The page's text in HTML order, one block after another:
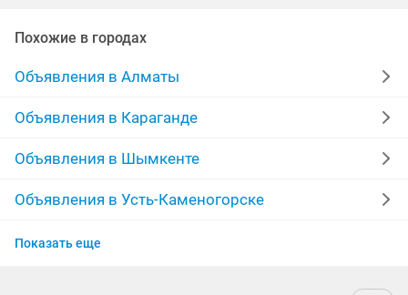
Похожие в городах
Объявления в Алматы
Объявления в Караганде
Объявления в Шымкенте
Объявления в Усть-Каменогорске
Объявления в Актобе
Показать еще